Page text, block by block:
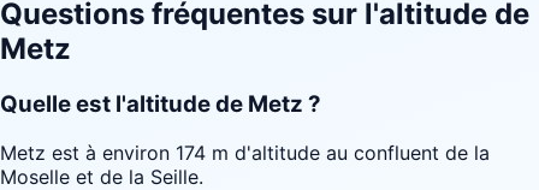
Questions fréquentes sur l'altitude de
Metz
Quelle est l'altitude de Metz ?
Metz est à environ 174 m d'altitude au confluent de la
Moselle et de la Seille.